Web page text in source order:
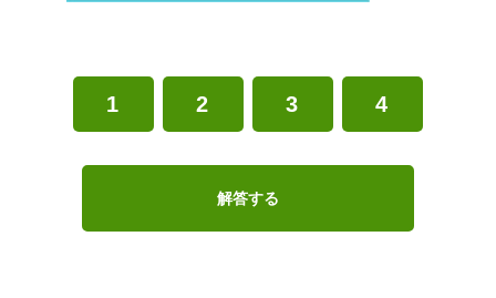
1 2 3 4
解答する